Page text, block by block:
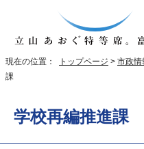
現在の位置： トップページ > 市政情
課
学校再編推進課